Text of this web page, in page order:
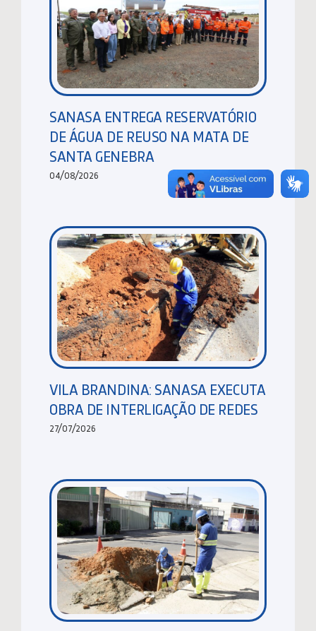
SANASA ENTREGA RESERVATÓRIO
DE ÁGUA DE REUSO NA MATA DE
SANTA GENEBRA
04/08/2026
VILA BRANDINA: SANASA EXECUTA
OBRA DE INTERLIGAÇÃO DE REDES
27/07/2026